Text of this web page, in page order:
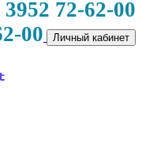
3952 72-62-00
00
Личный кабинет